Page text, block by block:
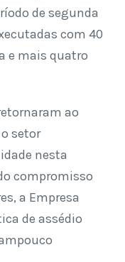
de segunda
com 40
e mais quatro
ao
setor
nesta
compromisso
a Empresa
de assédio